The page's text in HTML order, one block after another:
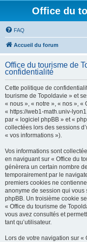
Office du
FAQ
Accueil du forum
Office du tourisme de
confidentialité
Cette politique de
tourisme de Topoldavie » et
« nous », « notre », « nos », «
« https://web1-math.univ-
par « logiciel phpBB » et «
collectées lors des sessions
« vos informations »).
Vos informations sont
en naviguant sur « Office du
génèrera un certain nombre
temporairement par le
premiers cookies ne
anonyme de session qui vous
phpBB. Un troisième cookie
« Office du tourisme de
vous avez consultés et
tant qu’utilisateur.
Lors de votre navigation sur